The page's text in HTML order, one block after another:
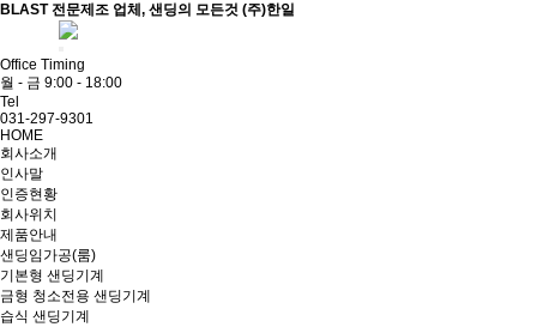
BLAST 전문제조 업체, 샌딩의 모든것 (주)한일
Office Timing
월 - 금 9:00 - 18:00
Tel
031-297-9301
HOME
회사소개
인사말
인증현황
회사위치
제품안내
샌딩임가공(룸)
기본형 샌딩기계
금형 청소전용 샌딩기계
습식 샌딩기계